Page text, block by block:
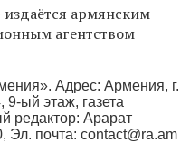
издаётся армянским
агентством
Адрес: Армения, г.
ый этаж, газета
редактор: Арарат
Эл. почта: contact@ra.am